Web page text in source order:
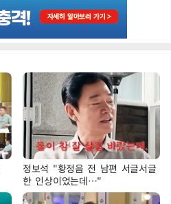
정보석 "황정음 전 남편 서글서글
한 인상이었는데…"